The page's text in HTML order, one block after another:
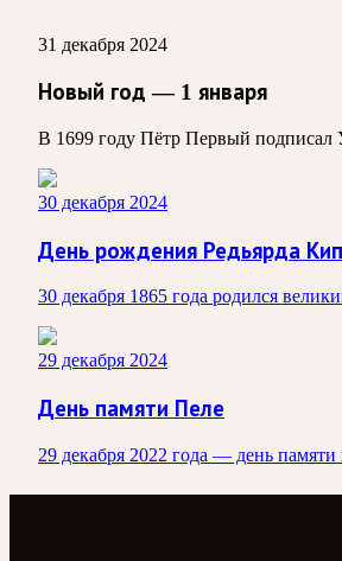
31 декабря 2024
Новый год — 1 января
В 1699 году Пётр Первый подписал
30 декабря 2024
День рождения Редьярда
30 декабря 1865 года родился
29 декабря 2024
День памяти Пеле
29 декабря 2022 года — день